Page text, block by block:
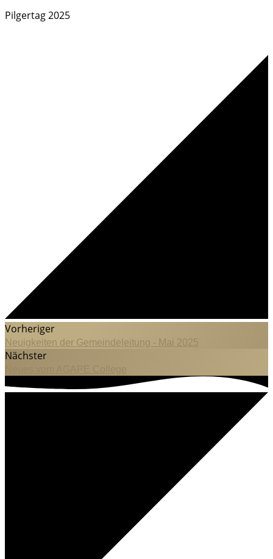
Pilgertag 2025
Vorheriger
Neuigkeiten der Gemeindeleitung - Mai 2025
Nächster